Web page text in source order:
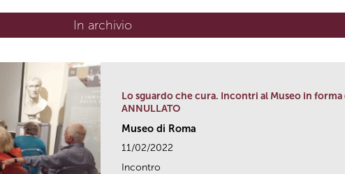
In archivio
Lo sguardo che cura. Incontri al Museo in
ANNULLATO
Museo di Roma
11/02/2022
Incontro